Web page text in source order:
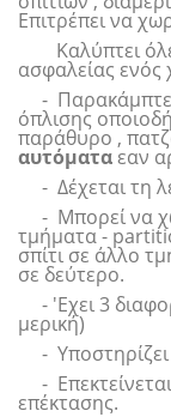
Επιτρέπει να
Καλύπτει
ασφαλείας
- Παρακάμπτει
όπλισης
παράθυρο ,
αυτόματαεαν
- Δέχεται τη
- Μπορεί να
τμήματα -
σπίτι σε άλλο
σε δεύτερο.
- 'Εχει 3
μερική)
- Υποστηρίζει
-
επέκτασης.